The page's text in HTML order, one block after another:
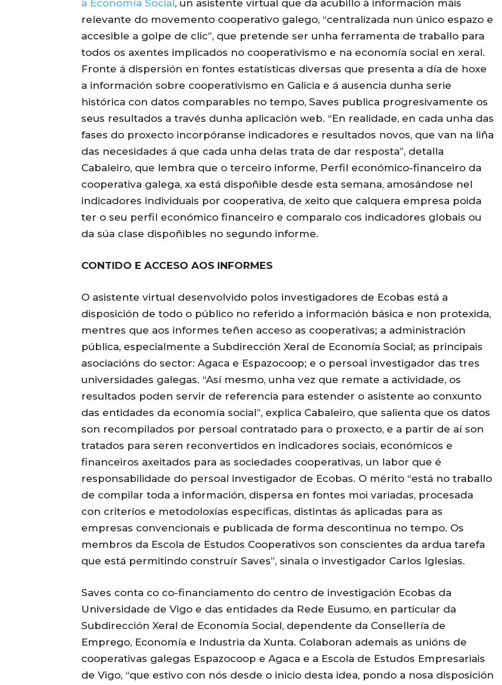
a Economía Social, un asistente virtual que da acubillo á información máis
relevante do movemento cooperativo galego, “centralizada nun único espazo e
accesible a golpe de clic”, que pretende ser unha ferramenta de traballo para
todos os axentes implicados no cooperativismo e na economía social en xeral.
Fronte á dispersión en fontes estatísticas diversas que presenta a día de hoxe
a información sobre cooperativismo en Galicia e á ausencia dunha serie
histórica con datos comparables no tempo, Saves publica progresivamente os
seus resultados a través dunha aplicación web. “En realidade, en cada unha das
fases do proxecto incorpóranse indicadores e resultados novos, que van na liña
das necesidades á que cada unha delas trata de dar resposta”, detalla
Cabaleiro, que lembra que o terceiro informe, Perfil económico-financeiro da
cooperativa galega, xa está dispoñible desde esta semana, amosándose nel
indicadores individuais por cooperativa, de xeito que calquera empresa poida
ter o seu perfil económico financeiro e comparalo cos indicadores globais ou
da súa clase dispoñibles no segundo informe.
CONTIDO E ACCESO AOS INFORMES
O asistente virtual desenvolvido polos investigadores de Ecobas está a
disposición de todo o público no referido a información básica e non protexida,
mentres que aos informes teñen acceso as cooperativas; a administración
pública, especialmente a Subdirección Xeral de Economía Social; as principais
asociacións do sector: Agaca e Espazocoop; e o persoal investigador das tres
universidades galegas. “Así mesmo, unha vez que remate a actividade, os
resultados poden servir de referencia para estender o asistente ao conxunto
das entidades da economía social”, explica Cabaleiro, que salienta que os datos
son recompilados por persoal contratado para o proxecto, e a partir de aí son
tratados para seren reconvertidos en indicadores sociais, económicos e
financeiros axeitados para as sociedades cooperativas, un labor que é
responsabilidade do persoal investigador de Ecobas. O mérito “está no traballo
de compilar toda a información, dispersa en fontes moi variadas, procesada
con criterios e metodoloxías específicas, distintas ás aplicadas para as
empresas convencionais e publicada de forma descontinua no tempo. Os
membros da Escola de Estudos Cooperativos son conscientes da ardua tarefa
que está permitindo construír Saves”, sinala o investigador Carlos Iglesias.
Saves conta co co-financiamento do centro de investigación Ecobas da
Universidade de Vigo e das entidades da Rede Eusumo, en particular da
Subdirección Xeral de Economía Social, dependente da Consellería de
Emprego, Economía e Industria da Xunta. Colaboran ademais as unións de
cooperativas galegas Espazocoop e Agaca e a Escola de Estudos Empresariais
de Vigo, “que estivo con nós desde o inicio desta idea, pondo a nosa disposición